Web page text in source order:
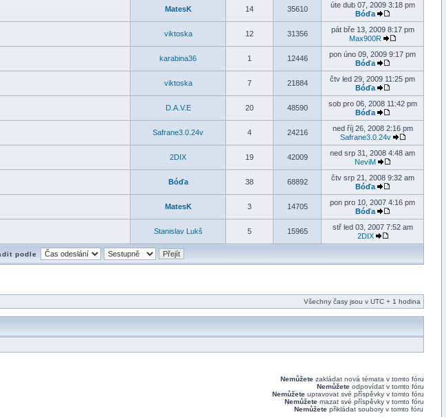
MatesK 14 35610
úte dub 07, 2009 3:18 pm
Bóďa
viktoska 12 31356
pát bře 13, 2009 8:17 pm
Max900R
karabina36 1 12446
pon úno 09, 2009 9:17 pm
Bóďa
viktoska 7 21884
čtv led 29, 2009 11:25 pm
Bóďa
D.A.V.E 20 48590
sob pro 06, 2008 11:42 pm
Bóďa
Safrane3.0.24v 4 24216
ned říj 26, 2008 2:16 pm
Safrane3.0.24v
2DIX 19 42009
ned srp 31, 2008 4:48 am
NeviM
Bóďa 38 68892
čtv srp 21, 2008 9:32 am
Bóďa
MatesK 3 14705
pon pro 10, 2007 4:16 pm
Bóďa
Stanislav Lukš 5 15965
stř led 03, 2007 7:52 am
2DIX
podle
Všechny časy jsou v UTC + 1 hodina
Nemůžete zakládat nová témata v tomto fóru
Nemůžete odpovídat v tomto fóru
Nemůžete upravovat své příspěvky v tomto fóru
Nemůžete mazat své příspěvky v tomto fóru
Nemůžete přikládat soubory v tomto fóru